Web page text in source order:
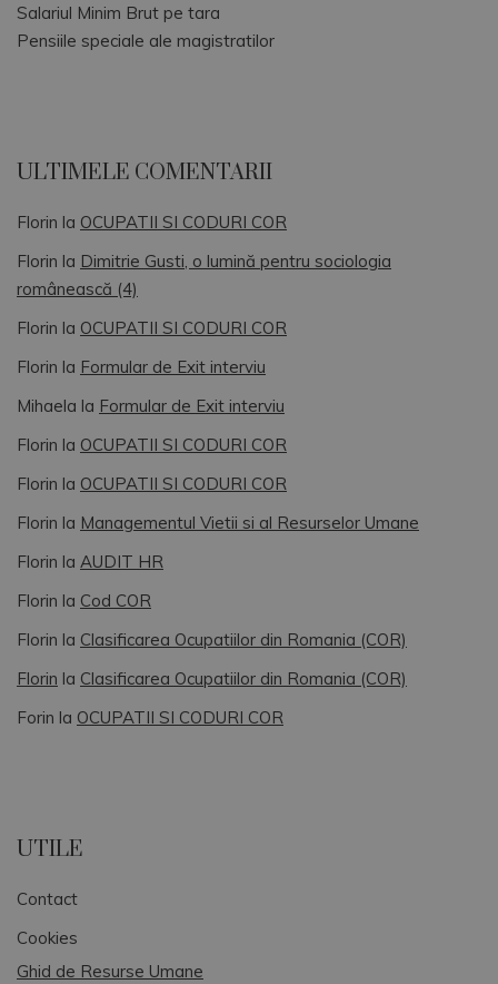
Salariul Minim Brut pe tara
Pensiile speciale ale magistratilor
ULTIMELE COMENTARII
Florin la OCUPATII SI CODURI COR
Florin la Dimitrie Gusti, o lumină pentru sociologia
românească (4)
Florin la OCUPATII SI CODURI COR
Florin la Formular de Exit interviu
Mihaela la Formular de Exit interviu
Florin la OCUPATII SI CODURI COR
Florin la OCUPATII SI CODURI COR
Florin la Managementul Vietii si al Resurselor Umane
Florin la AUDIT HR
Florin la Cod COR
Florin la Clasificarea Ocupatiilor din Romania (COR)
Florin la Clasificarea Ocupatiilor din Romania (COR)
Forin la OCUPATII SI CODURI COR
UTILE
Contact
Cookies
Ghid de Resurse Umane